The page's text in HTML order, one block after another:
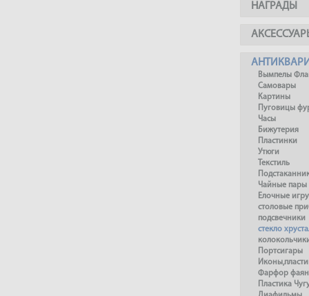
НАГРАДЫ
Вымпелы
Самовары
Картины
Пуговицы
Часы
Бижутерия
Пластинки
Утюги
Текстиль
Чайные пары
Елочные
столовые
подсвечники
стекло
Портсигары
Фарфор
Пластика